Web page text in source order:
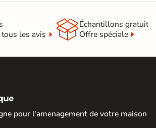
les avis
Échantillons gratuit
Offre spéciale
pour l'amenagement de votre maison